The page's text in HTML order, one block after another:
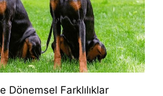
Dönemsel Farklılıklar